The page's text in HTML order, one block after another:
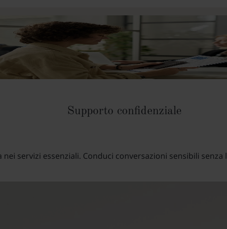
Supporto confidenziale
servizi essenziali. Conduci conversazioni sensibili